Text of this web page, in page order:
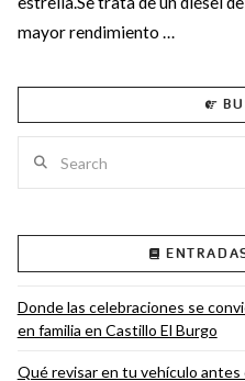
mayor rendimiento …
Donde las celebraciones se
en familia en Castillo El Burgo
Qué revisar en tu vehículo antes